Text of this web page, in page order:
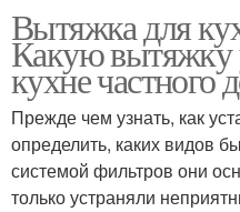
Вытяжка для
Какую вытяжку
кухне частного
Прежде чем узнать, как
определить, каких видов
системой фильтров они
только устраняли